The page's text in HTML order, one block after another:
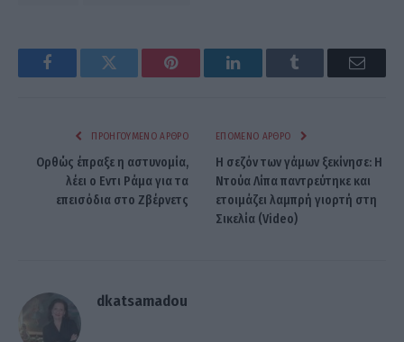
FacebookTwitter Pinterest LinkedInTumblr Email
ΠΡΟΗΓΟΎΜΕΝΟ ΆΡΘΡΟ
Ορθώς έπραξε η αστυνομία,
λέει ο Εντι Ράμα για τα
επεισόδια στο Ζβέρνετς
ΕΠΌΜΕΝΟ ΆΡΘΡΟ
Η σεζόν των γάμων ξεκίνησε: Η
Ντούα Λίπα παντρεύτηκε και
ετοιμάζει λαμπρή γιορτή στη
Σικελία (Video)
dkatsamadou